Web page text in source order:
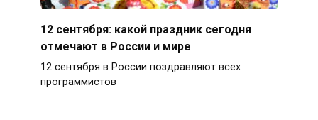
12 сентября: какой праздник сегодня
отмечают в России и мире
12 сентября в России поздравляют всех
программистов